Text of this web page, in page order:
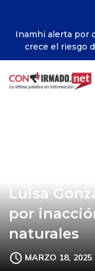
Inamhi alerta por
crece el riesgo
Luisa
por
naturales
MARZO 18, 2025